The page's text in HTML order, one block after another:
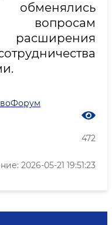
Форум
472
2026-05-21 19:51:23